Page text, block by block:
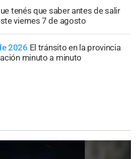
tenés que saber antes de salir
viernes 7 de agosto
2026 El tránsito en la provincia
minuto a minuto